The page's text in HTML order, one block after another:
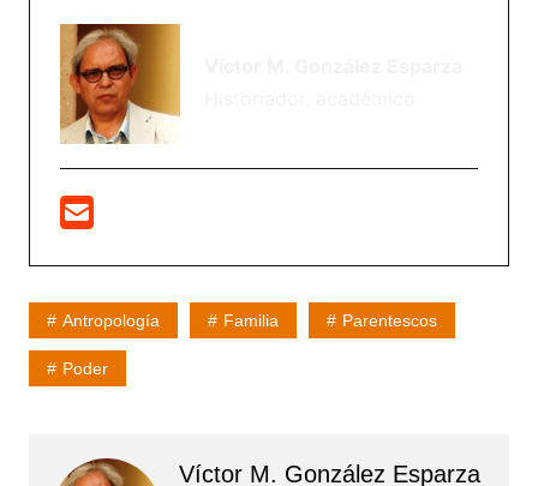
Antropología Familia Parentescos
Poder
Víctor M. González Esparza